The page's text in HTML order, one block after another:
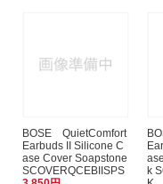
BOSE QuietComfort
Earbuds II Silicone C
ase Cover Soapstone
SCOVERQCEBIISPS
k